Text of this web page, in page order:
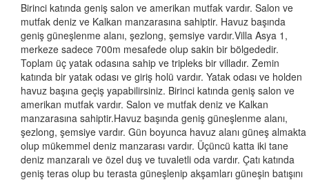
Birinci katında geniş salon ve amerikan mutfak vardır. Salon ve
mutfak deniz ve Kalkan manzarasına sahiptir. Havuz başında
geniş güneşlenme alanı, şezlong, şemsiye vardır.Villa Asya 1,
merkeze sadece 700m mesafede olup sakin bir bölgededir.
Toplam üç yatak odasına sahip ve tripleks bir villadır. Zemin
katında bir yatak odası ve giriş holü vardır. Yatak odası ve holden
havuz başına geçiş yapabilirsiniz. Birinci katında geniş salon ve
amerikan mutfak vardır. Salon ve mutfak deniz ve Kalkan
manzarasına sahiptir.Havuz başında geniş güneşlenme alanı,
şezlong, şemsiye vardır. Gün boyunca havuz alanı güneş almakta
olup mükemmel deniz manzarası vardır. Üçüncü katta iki tane
deniz manzaralı ve özel duş ve tuvaletli oda vardır. Çatı katında
geniş teras olup bu terasta güneşlenip akşamları güneşin batışını